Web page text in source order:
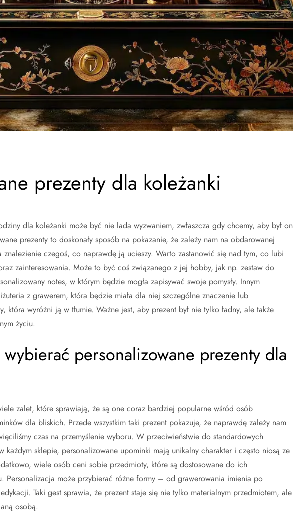
prezenty dla koleżanki
dla koleżanki może być nie lada wyzwaniem, zwłaszcza gdy chcemy, aby był on
prezenty to doskonały sposób na pokazanie, że zależy nam na obdarowanej
czegoś, co naprawdę ją ucieszy. Warto zastanowić się nad tym, co lubi
zainteresowania. Może to być coś związanego z jej hobby, jak np. zestaw do
notes, w którym będzie mogła zapisywać swoje pomysły. Innym
z grawerem, która będzie miała dla niej szczególne znaczenie lub
która wyróżni ją w tłumie. Ważne jest, aby prezent był nie tylko ładny, ale także
życiu.
personalizowane prezenty dla
zalet, które sprawiają, że są one coraz bardziej popularne wśród osób
dla bliskich. Przede wszystkim taki prezent pokazuje, że naprawdę zależy nam
czas na przemyślenie wyboru. W przeciwieństwie do standardowych
każdym sklepie, personalizowane upominki mają unikalny charakter i często niosą ze
wiele osób ceni sobie przedmioty, które są dostosowane do ich
Personalizacja może przybierać różne formy – od grawerowania imienia po
Taki gest sprawia, że prezent staje się nie tylko materialnym przedmiotem, ale
osobą.